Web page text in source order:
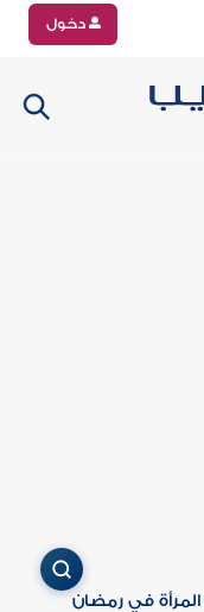
دخول
المرأة في رمضان